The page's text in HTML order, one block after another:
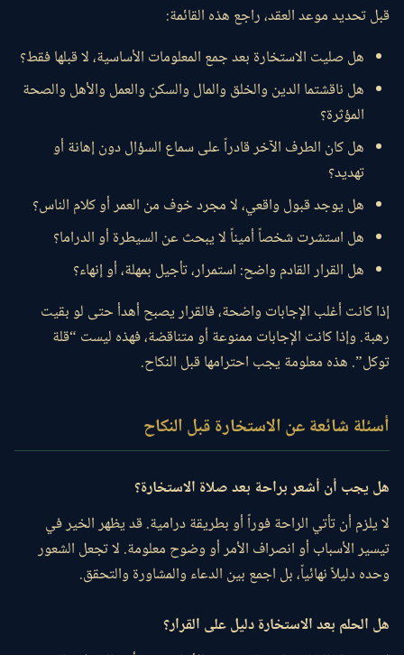
قبل تحديد موعد العقد، راجع هذه القائمة:
هل صليت الاستخارة بعد جمع المعلومات الأساسية، لا قبلها فقط؟
هل ناقشتما الدين والخلق والمال والسكن والعمل والأهل والصحة
المؤثرة؟
هل كان الطرف الآخر قادراً على سماع السؤال دون إهانة أو
تهديد؟
هل يوجد قبول واقعي، لا مجرد خوف من العمر أو كلام الناس؟
هل استشرت شخصاً أميناً لا يبحث عن السيطرة أو الدراما؟
هل القرار القادم واضح: استمرار، تأجيل بمهلة، أو إنهاء؟
إذا كانت أغلب الإجابات واضحة، فالقرار يصبح أهدأ حتى لو بقيت
رهبة. وإذا كانت الإجابات ممنوعة أو متناقضة، فهذه ليست “قلة
توكل”. هذه معلومة يجب احترامها قبل النكاح.
أسئلة شائعة عن الاستخارة قبل النكاح
هل يجب أن أشعر براحة بعد صلاة الاستخارة؟
لا يلزم أن تأتي الراحة فوراً أو بطريقة درامية. قد يظهر الخير في
تيسير الأسباب أو انصراف الأمر أو وضوح معلومة. لا تجعل الشعور
وحده دليلاً نهائياً، بل اجمع بين الدعاء والمشاورة والتحقق.
هل الحلم بعد الاستخارة دليل على القرار؟